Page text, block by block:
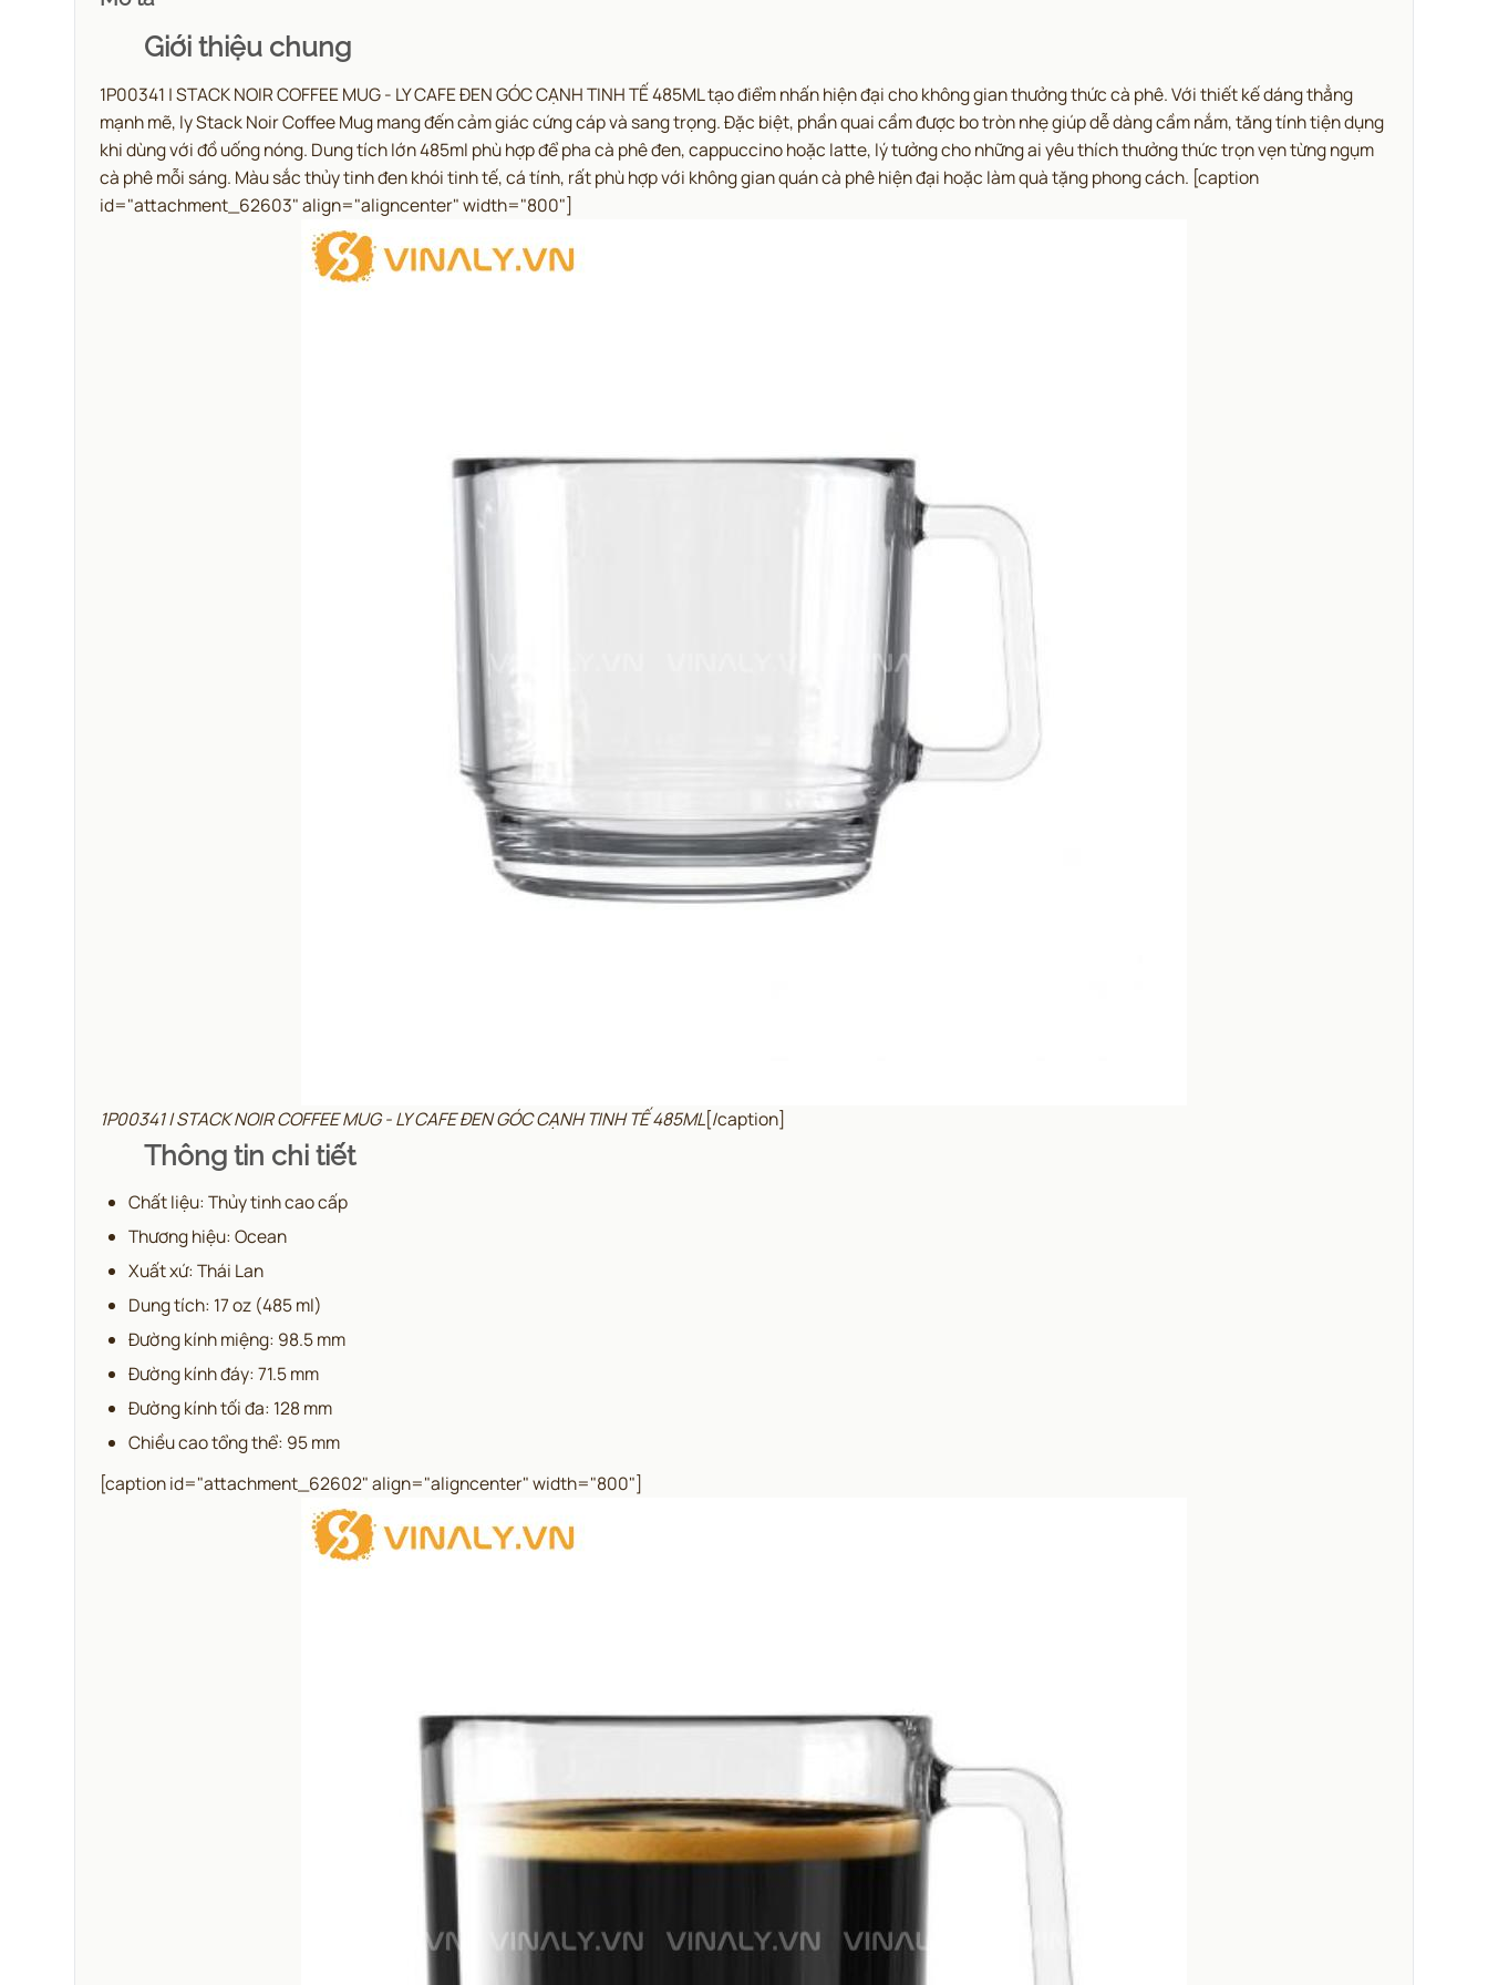
Giới thiệu chung
1P00341 | STACK NOIR COFFEE MUG - LY CAFE ĐEN GÓC CẠNH TINH TẾ 485ML tạo điểm nhấn hiện đại cho không gian thưởng thức cà phê.Với thiết kế dáng thẳng
mạnh mẽ, ly Stack Noir Coffee Mug mang đến cảm giác cứng cáp và sang trọng. Đặc biệt, phần quai cầm được bo tròn nhẹ giúp dễ dàng cầm nắm, tăng tính tiện dụng
khi dùng với đồ uống nóng. Dung tích lớn 485ml phù hợp để pha cà phê đen, cappuccino hoặc latte, lý tưởng cho những ai yêu thích thưởng thức trọn vẹn từng ngụm
cà phê mỗi sáng. Màu sắc thủy tinh đen khói tinh tế, cá tính, rất phù hợp với không gian quán cà phê hiện đại hoặc làm quà tặng phong cách. [caption
id="attachment_62603" align="aligncenter" width="800"]
1P00341 | STACK NOIR COFFEE MUG - LY CAFE ĐEN GÓC CẠNH TINH TẾ 485ML[/caption]
Thông tin chi tiết
Chất liệu: Thủy tinh cao cấp
Thương hiệu: Ocean
Xuất xứ: Thái Lan
Dung tích: 17 oz (485 ml)
Đường kính miệng: 98.5 mm
Đường kính đáy: 71.5 mm
Đường kính tối đa: 128 mm
Chiều cao tổng thể: 95 mm
[caption id="attachment_62602" align="aligncenter" width="800"]